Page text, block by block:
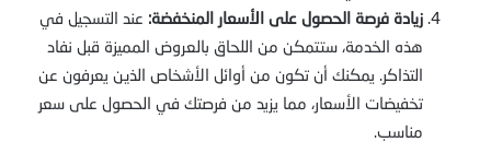
زيادة فرصة الحصول على الأسعار المنخفضة: عند التسجيل في
هذه الخدمة، ستتمكن من اللحاق بالعروض المميزة قبل نفاد
التذاكر. يمكنك أن تكون من أوائل الأشخاص الذين يعرفون عن
تخفيضات الأسعار، مما يزيد من فرصتك في الحصول على سعر
مناسب.